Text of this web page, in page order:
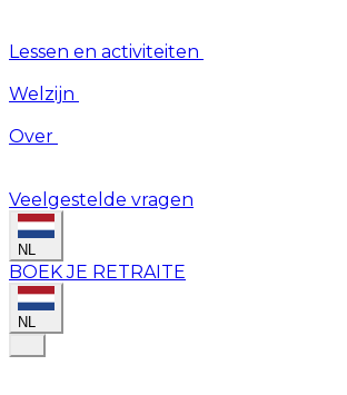
Lessen en activiteiten
Welzijn
Over
Veelgestelde vragen
NL
BOEK JE RETRAITE
NL